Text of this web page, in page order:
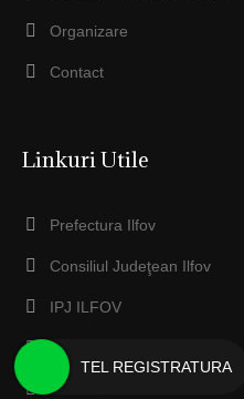
Organizare
Contact
Linkuri Utile
Prefectura Ilfov
Consiliul Judeţean Ilfov
IPJ ILFOV
EcoSal Serv Dobroesti
Anaf ILFOV
TEL REGISTRATURA